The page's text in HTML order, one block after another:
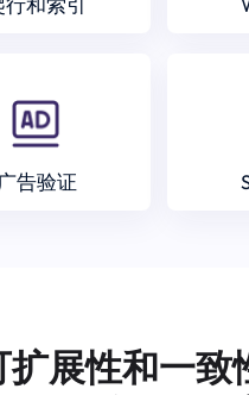
广告验证
扩展性和一致